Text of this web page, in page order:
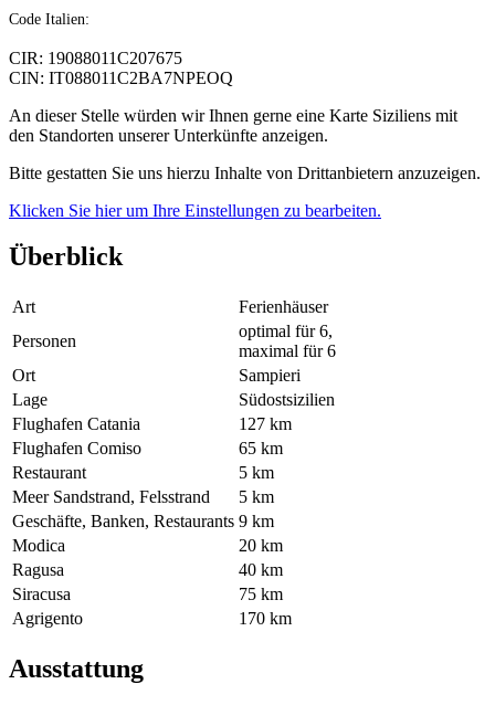
Code Italien:
CIR: 19088011C207675
CIN: IT088011C2BA7NPEOQ
An dieser Stelle würden wir Ihnen gerne eine Karte Siziliens mit
den Standorten unserer Unterkünfte anzeigen.
Bitte gestatten Sie uns hierzu Inhalte von Drittanbietern anzuzeigen.
Klicken Sie hier um Ihre Einstellungen zu bearbeiten.
Überblick
Art
Ferienhäuser
Personen
optimal für 6,
maximal für 6
Ort
Sampieri
Lage
Südostsizilien
Flughafen Catania
127 km
Flughafen Comiso
65 km
Restaurant
5 km
Meer Sandstrand, Felsstrand
5 km
Geschäfte, Banken, Restaurants 9 km
Modica
20 km
Ragusa
40 km
Siracusa
75 km
Agrigento
170 km
Ausstattung